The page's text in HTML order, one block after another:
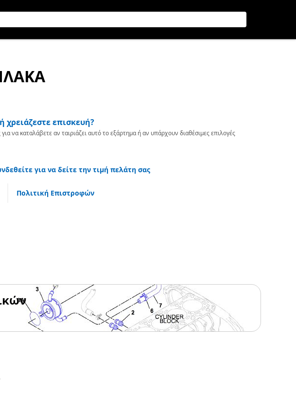
χρειάζεστε επισκευή?
να καταλάβετε αν ταιριάζει αυτό το εξάρτημα ή αν υπάρχουν διαθέσιμες επιλογές
για να δείτε την τιμή πελάτη σας
Πολιτική Επιστροφών